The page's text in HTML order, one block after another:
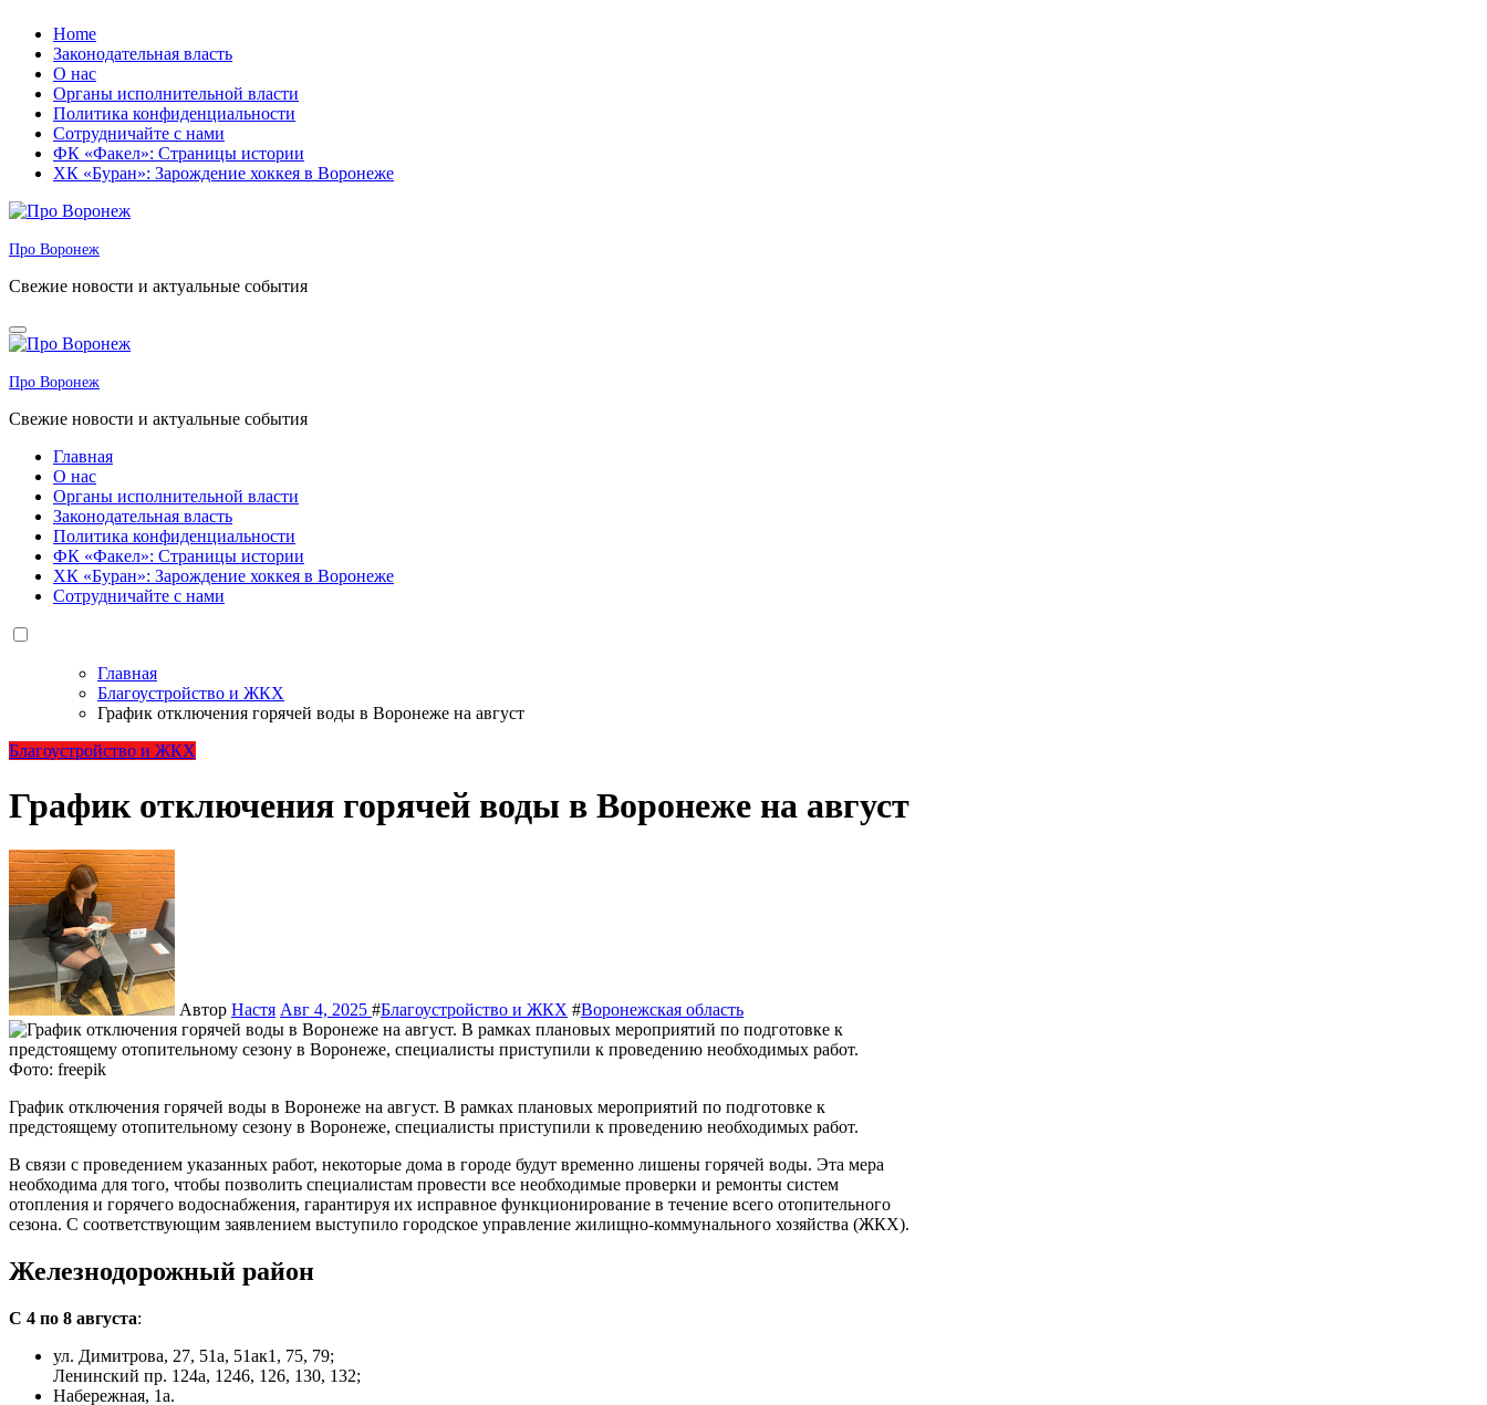
Перейти
содержанию
Home
Законодательная власть
О нас
Органы исполнительной власти
Политика конфиденциальности
Сотрудничайте с нами
ФК «Факел»: Страницы истории
ХК «Буран»: Зарождение хоккея в Воронеже
Про Воронеж
Свежие новости и актуальные события
Про Воронеж
Свежие новости и актуальные события
Главная
О нас
Органы исполнительной власти
Законодательная власть
Политика конфиденциальности
ФК «Факел»: Страницы истории
ХК «Буран»: Зарождение хоккея в Воронеже
Сотрудничайте с нами
Главная
Благоустройство и ЖКХ
График отключения горячей воды в Воронеже на август
Благоустройство и ЖКХ
График отключения горячей воды в Воронеже на август
Автор Настя Авг 4, 2025 #Благоустройство и ЖКХ #Воронежская область
Фото: freepik
График отключения горячей воды в Воронеже на август. В рамках плановых мероприятий по подготовке к
предстоящему отопительному сезону в Воронеже, специалисты приступили к проведению необходимых работ.
В связи с проведением указанных работ, некоторые дома в городе будут временно лишены горячей воды. Эта мера
необходима для того, чтобы позволить специалистам провести все необходимые проверки и ремонты систем
отопления и горячего водоснабжения, гарантируя их исправное функционирование в течение всего отопительного
сезона. С соответствующим заявлением выступило городское управление жилищно-коммунального хозяйства (ЖКХ).
Железнодорожный район
С 4 по 8 августа:
ул. Димитрова, 27, 51а, 51ак1, 75, 79;
Ленинский пр. 124а, 1246, 126, 130, 132;
Набережная, 1а.